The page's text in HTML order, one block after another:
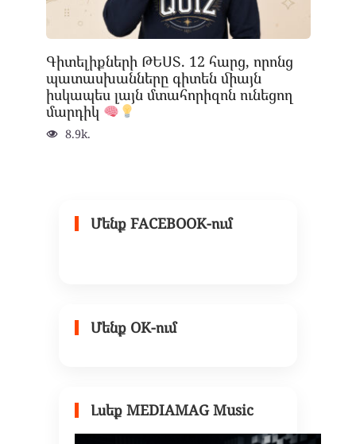
Գիտելիքների ԹԵՍՏ. 12 հարց, որոնց
պատասխանները գիտեն միայն
իսկապես լայն մտահորիզոն ունեցող
մարդիկ
8.9k.
Մենք FACEBOOK-ում
Մենք OK-ում
Լսեք MEDIAMAG Music